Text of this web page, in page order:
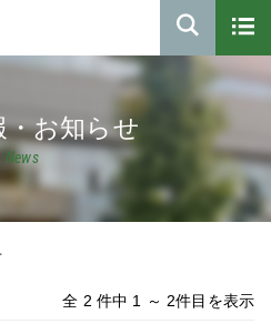
・お知らせ
News
全 2 件中 1 ～ 2件目を表示